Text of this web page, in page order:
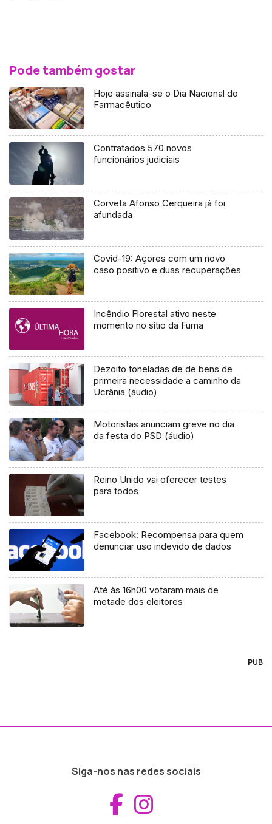
Pode também gostar
Hoje assinala-se o Dia Nacional do
Farmacêutico
Contratados 570 novos
funcionários judiciais
Corveta Afonso Cerqueira já foi
afundada
Covid-19: Açores com um novo
caso positivo e duas recuperações
Incêndio Florestal ativo neste
momento no sítio da Furna
Dezoito toneladas de de bens de
primeira necessidade a caminho da
Ucrânia (áudio)
Motoristas anunciam greve no dia
da festa do PSD (áudio)
Reino Unido vai oferecer testes
para todos
Facebook: Recompensa para quem
denunciar uso indevido de dados
Até às 16h00 votaram mais de
metade dos eleitores
PUB
Siga-nos nas redes sociais
Aceder ao